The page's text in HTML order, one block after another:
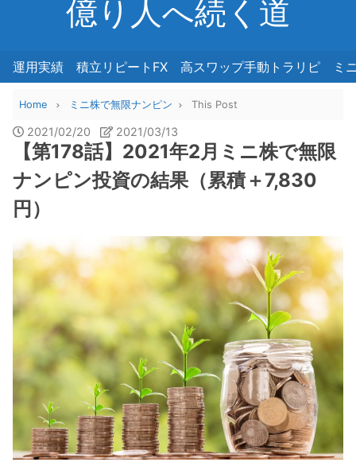
億り人へ続く道
運用実績 積立リピートFX 高スワップ手動トラリピ ミ
Home ミニ株で無限ナンピン This Post
2021/02/20 2021/03/13
【第178話】2021年2月ミニ株で無限
ナンピン投資の結果（累積＋7,830
円）